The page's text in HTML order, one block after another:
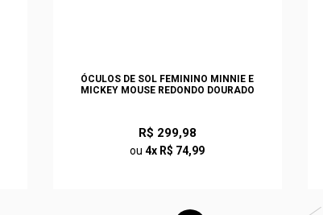
ÓCULOS DE SOL FEMININO MINNIE E
MICKEY MOUSE REDONDO DOURADO
R$ 299,98
ou4x R$ 74,99